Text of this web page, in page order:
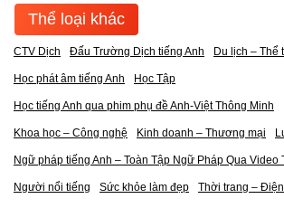
Thể loại khác
CTV Dịch Đấu Trường Dịch tiếng Anh Du lịch – Thể
Học phát âm tiếng Anh Học Tập
Học tiếng Anh qua phim phụ đề Anh-Việt Thông Minh
Khoa học – Công nghệ Kinh doanh – Thương mại
Ngữ pháp tiếng Anh – Toàn Tập Ngữ Pháp Qua Video
Người nổi tiếng Sức khỏe làm đẹp Thời trang –